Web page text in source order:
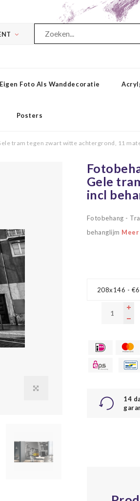
Eigen Foto Als Wanddecoratie
Posters
tram tegen zwart witte achtergrond, 11
Gele
incl
Fotobehang -
behanglijm
208x146 -
14